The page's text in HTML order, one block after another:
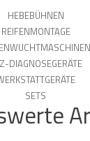
HEBEBÜHNEN
REIFENMONTAGE
DIAGNOSEGERÄTE
SETS